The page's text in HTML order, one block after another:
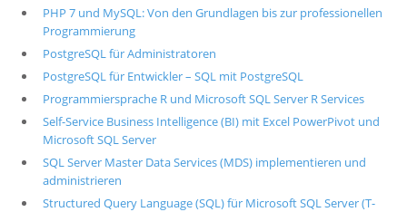
PHP 7 und MySQL: Von den Grundlagen bis zur professionellen
Programmierung
PostgreSQL für Administratoren
PostgreSQL für Entwickler – SQL mit PostgreSQL
Programmiersprache R und Microsoft SQL Server R Services
Self-Service Business Intelligence (BI) mit Excel PowerPivot und
Microsoft SQL Server
SQL Server Master Data Services (MDS) implementieren und
administrieren
Structured Query Language (SQL) für Microsoft SQL Server (T-